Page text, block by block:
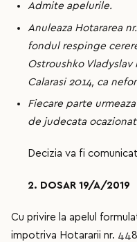
Admite apelurile.
Anuleaza Hotararea
fondul respinge
Ostroushko
Calarasi 2014, ca
Fiecare parte
de judecata
Decizia va fi
2. DOSAR 19/A/2019
Cu privire la apelul
impotriva Hotararii nr.